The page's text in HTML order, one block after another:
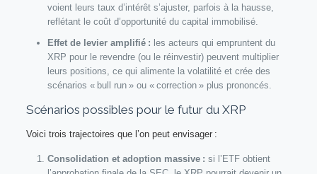
voient leurs taux d’intérêt s’ajuster, parfois à la hausse,
reflétant le coût d’opportunité du capital immobilisé.
Effet de levier amplifié : les acteurs qui empruntent du
XRP pour le revendre (ou le réinvestir) peuvent multiplier
leurs positions, ce qui alimente la volatilité et crée des
scénarios « bull run » ou « correction » plus prononcés.
Scénarios possibles pour le futur du XRP
Voici trois trajectoires que l’on peut envisager :
Consolidation et adoption massive : si l’ETF obtient